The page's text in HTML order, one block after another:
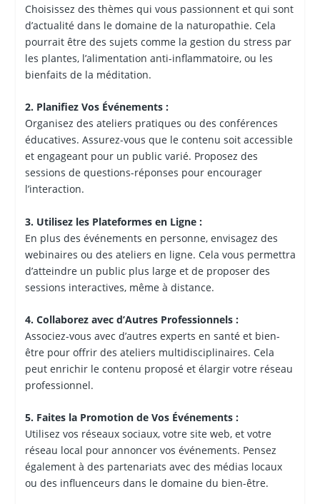
Choisissez des thèmes qui vous passionnent et qui sont
d’actualité dans le domaine de la naturopathie. Cela
pourrait être des sujets comme la gestion du stress par
les plantes, l’alimentation anti-inflammatoire, ou les
bienfaits de la méditation.
2. Planifiez Vos Événements :
Organisez des ateliers pratiques ou des conférences
éducatives. Assurez-vous que le contenu soit accessible
et engageant pour un public varié. Proposez des
sessions de questions-réponses pour encourager
l’interaction.
3. Utilisez les Plateformes en Ligne :
En plus des événements en personne, envisagez des
webinaires ou des ateliers en ligne. Cela vous permettra
d’atteindre un public plus large et de proposer des
sessions interactives, même à distance.
4. Collaborez avec d’Autres Professionnels :
Associez-vous avec d’autres experts en santé et bien-
être pour offrir des ateliers multidisciplinaires. Cela
peut enrichir le contenu proposé et élargir votre réseau
professionnel.
5. Faites la Promotion de Vos Événements :
Utilisez vos réseaux sociaux, votre site web, et votre
réseau local pour annoncer vos événements. Pensez
également à des partenariats avec des médias locaux
ou des influenceurs dans le domaine du bien-être.